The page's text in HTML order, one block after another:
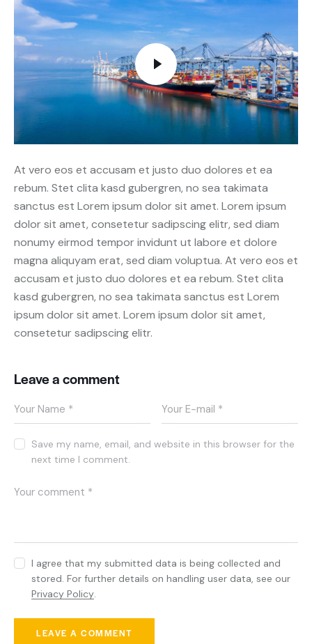
At vero eos et accusam et justo duo dolores et ea
rebum. Stet clita kasd gubergren, no sea takimata
sanctus est Lorem ipsum dolor sit amet. Lorem ipsum
dolor sit amet, consetetur sadipscing elitr, sed diam
nonumy eirmod tempor invidunt ut labore et dolore
magna aliquyam erat, sed diam voluptua. At vero eos et
accusam et justo duo dolores et ea rebum. Stet clita
kasd gubergren, no sea takimata sanctus est Lorem
ipsum dolor sit amet. Lorem ipsum dolor sit amet,
consetetur sadipscing elitr.
Leave a comment
Save my name, email, and website in this browser for the
next time I comment.
I agree that my submitted data is being collected and
stored. For further details on handling user data, see our
Privacy Policy